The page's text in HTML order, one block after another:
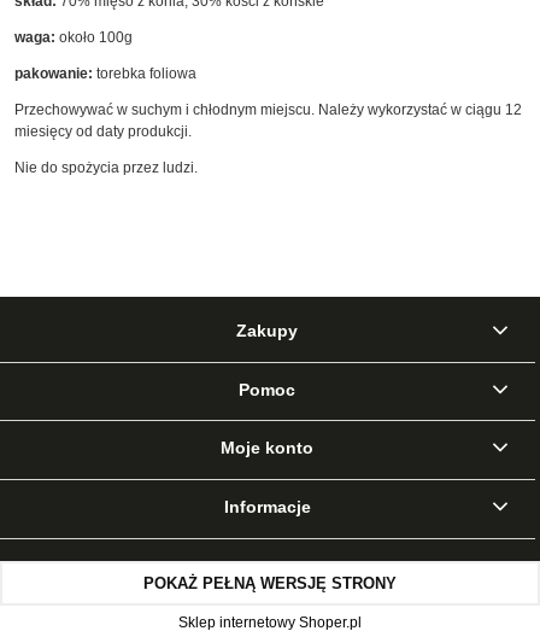
waga: około 100g
pakowanie: torebka foliowa
Przechowywać w suchym i chłodnym miejscu. Należy wykorzystać w ciągu 12
miesięcy od daty produkcji.
Nie do spożycia przez ludzi.
Zakupy
Pomoc
Moje konto
Informacje
POKAŻ PEŁNĄ WERSJĘ STRONY
Sklep internetowy Shoper.pl